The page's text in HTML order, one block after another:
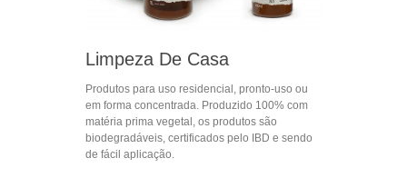
Limpeza De Casa
Produtos para uso residencial, pronto-uso ou
em forma concentrada. Produzido 100% com
matéria prima vegetal, os produtos são
biodegradáveis, certificados pelo IBD e sendo
de fácil aplicação.